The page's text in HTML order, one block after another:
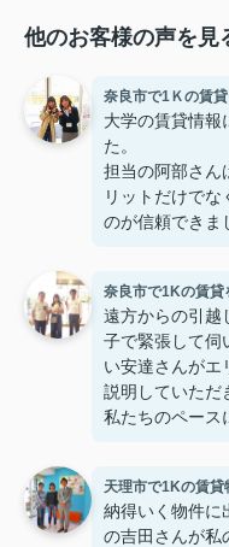
他のお客様の声を見
奈良市で1Ｋの賃
大学の賃貸情報
た。
担当の阿部さん
リットだけで
のが信頼できま
す。
奈良市で1Kの賃貸
遠方からの引越
子で緊張して伺
い安達さんがエ
説明していただ
私たちのペース
り、感謝してい
ました！
天理市で1Kの賃
納得いく物件に
の吉田さんが私